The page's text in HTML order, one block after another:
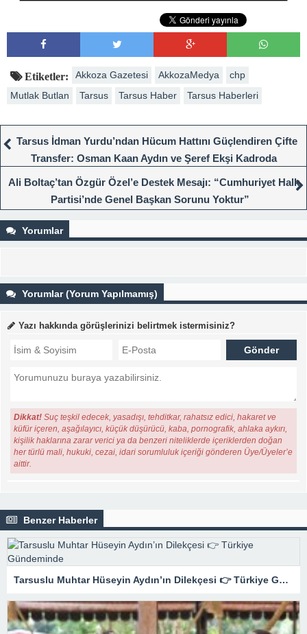
Etiketler: Akkoza Gazetesi AkkozaMedya
chp
Mutlak Butlan
Tarsus Tarsus Haber Tarsus Haberleri
Tarsus İdman Yurdu’ndan Hücum Hattını Güçlendiren Çifte
Transfer: Osman Kaan Aydın ve Şeref Ekşi Kadroda
Ali Boltaç’tan Özgür Özel’e Destek Mesajı: “Cumhuriyet Halk
Partisi’nde Genel Başkan Sorunu Yoktur”
Yorumlar
Yorumlar (Yorum Yapılmamış)
Yazı hakkında görüşlerinizi belirtmek istermisiniz?
Dikkat! Suç teşkil edecek, yasadışı, tehditkar, rahatsız edici, hakaret ve
küfür içeren, aşağılayıcı, küçük düşürücü, kaba, pornografik, ahlaka aykırı,
kişilik haklarına zarar verici ya da benzeri niteliklerde içeriklerden doğan
her türlü mali, hukuki, cezai, idari sorumluluk içeriği gönderen Üye/Üyeler’e
aittir.
Benzer Haberler
Tarsuslu Muhtar Hüseyin Aydın’ın Dilekçesi 👉 Türkiye Gündeminde